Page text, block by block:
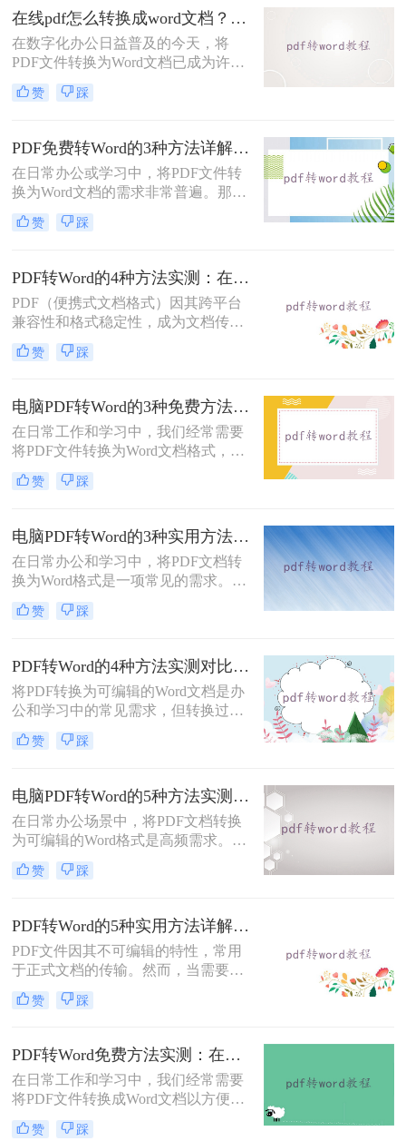
乱，影响使用体验。那么pdf转word怎
么保留原排版呢？本文将介绍两种方
法，帮助你在PDF转Word时尽可能保
留原排版。
在线pdf怎么转换成word文档？PDF猫与转转大师2种在线工具使用指南与功能对比！
在数字化办公日益普及的今天，将
PDF文件转换为Word文档已成为许多
职场人士和学生群体的日常需求。
PDF格式虽然便于分享和保持格式一
找到一种高效、便捷的在线转换方法
显得尤为重要。那么在线pdf怎么转换
成word文档呢？本文将介绍两种在线
将PDF转换成Word文档的方法。
赞 踩
PDF免费转Word的3种方法详解：复制粘贴、在线工具与Word内置转换效果对比！
在日常办公或学习中，将PDF文件转
换为Word文档的需求非常普遍。那么
pdf怎么免费转换成word文档呢？本文
将重点介绍三种免费且无需专业技能
赞 踩
PDF转Word的4种方法实测：在线工具、Word、Adobe与开源软件对比！！
PDF（便携式文档格式）因其跨平台
兼容性和格式稳定性，成为文档传输
的首选格式。然而，当我们需要编辑
文档内容时，将其转换为Word格式
word怎么转呢？本文将详细介绍几种
常用的PDF转Word方法，助您轻松完
成转换。
赞 踩
电脑PDF转Word的3种免费方法实测：含效果对比与适用场景说明！
在日常工作和学习中，我们经常需要
将PDF文件转换为Word文档格式，以
便进行编辑和修改。那么电脑pdf怎么
转word文档格式免费呢？本文将介绍
现PDF到Word的转换。
赞 踩
电脑PDF转Word的3种实用方法对比：转换软件、Word内置功能与在线工具详解！
在日常办公和学习中，将PDF文档转
换为Word格式是一项常见的需求。
Word文档因其易于编辑和修改的特点
而备受青睐。那么电脑上pdf怎么转换
换成Word的实用方法。
赞 踩
PDF转Word的4种方法实测对比：在线工具、Adobe Acrobat、Word内置与OCR识别方案选择！
将PDF转换为可编辑的Word文档是办
公和学习中的常见需求，但转换过程
中常出现格式错乱、图片丢失等问
题。那么pdf文档怎么转换成word格式
助你高效完成转换。
赞 踩
电脑PDF转Word的5种方法实测指南：从在线工具到OCR识别与命令行自动化！
在日常办公场景中，将PDF文档转换
为可编辑的Word格式是高频需求。那
么电脑pdf怎么转换成word呢？本文综
合2025年最新技术动态，系统解析
赞 踩
PDF转Word的5种实用方法详解：含扫描件OCR处理与格式校对指南！
PDF文件因其不可编辑的特性，常用
于正式文档的传输。然而，当需要对
PDF内容进行修改时，将其转换为可
编辑的Word文档是必要的。那么pdf
常见且高效的方法，帮助您快速完成
转换。
赞 踩
PDF转Word免费方法实测：在线工具、Word内置功能与手动复制3种方式对比！
在日常工作和学习中，我们经常需要
将PDF文件转换成Word文档以方便编
辑。那么怎么不花钱把pdf转成word
呢？以下是三种可以免费使用的PDF
赞 踩